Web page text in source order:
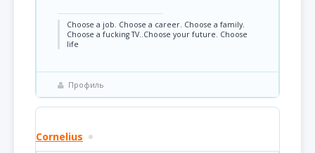
Choose a job. Choose a career. Choose a family.
Choose a fucking TV..Choose your future. Choose
life
Профиль
Cornelius